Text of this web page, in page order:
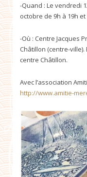
-Quand : Le vendredi
octobre de 9h à 19h
-Où : Centre Jacques
Châtillon (centre-ville).
centre Châtillon.
Avec l’association
http://www.amitie-